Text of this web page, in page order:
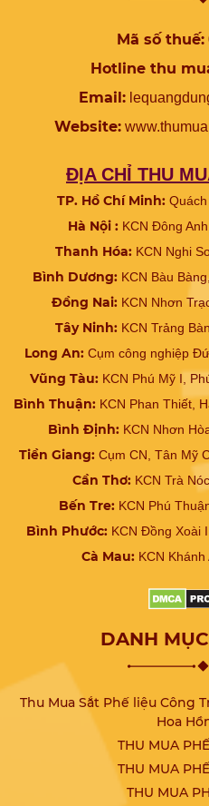
Mã số thuế:
Hotline thu
Email:
Website: www.
ĐỊA CHỈ THU
TP. Hồ Chí Minh:Quách
Hà Nội : KCN Đông
Thanh Hóa:KCN Nghi
Bình Dương:KCN Bàu
Đồng Nai: KCN Nhơn
Tây Ninh: KCN Trảng
Long An: Cụm công nghiệp
Vũng Tàu: KCN Phú Mỹ I,
Bình Thuận:KCN Phan Thiết,
Bình Định: KCN Nhơn
Tiền Giang: Cụm CN, Tân Mỹ
Cần Thơ: KCN Trà
Bến Tre: KCN Phú
Bình Phước: KCN Đồng Xoài
Cà Mau: KCN
DANH
Thu Mua Sắt Phế liệu Công
Hoa
THU MUA
THU MUA
THU MUA